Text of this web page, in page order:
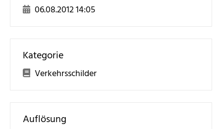
06.08.2012 14:05
Kategorie
Verkehrsschilder
Auflösung